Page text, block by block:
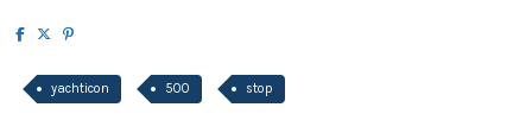
yachticon 500 stop